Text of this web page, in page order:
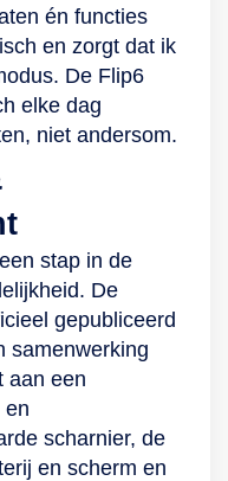
én functies
en zorgt dat ik
De Flip6
elke dag
niet andersom.
stap in de
De
gepubliceerd
samenwerking
aan een
en
scharnier, de
en scherm en